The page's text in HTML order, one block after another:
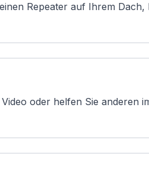
Repeater auf Ihrem
oder helfen Sie anderen